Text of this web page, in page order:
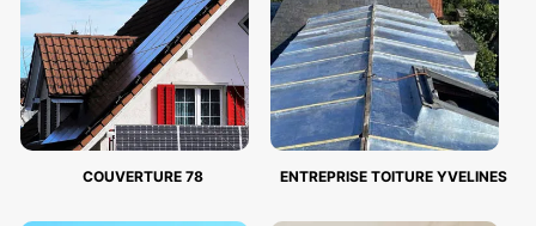
COUVERTURE 78 ENTREPRISE TOITURE YVELINES